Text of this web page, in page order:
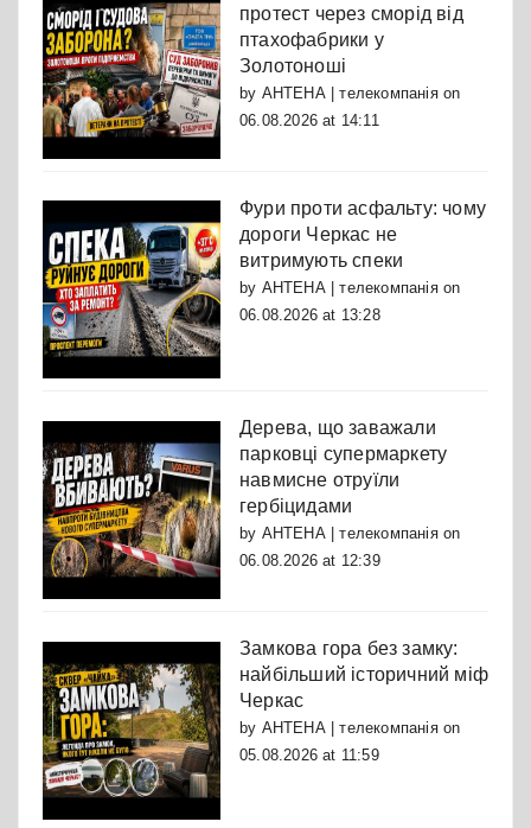
протест через сморід від
птахофабрики у
Золотоноші
by АНТЕНА | телекомпаніяon
06.08.2026 at 14:11
Фури проти асфальту: чому
дороги Черкас не
витримують спеки
by АНТЕНА | телекомпаніяon
06.08.2026 at 13:28
Дерева, що заважали
парковці супермаркету
навмисне отруїли
гербіцидами
by АНТЕНА | телекомпаніяon
06.08.2026 at 12:39
Замкова гора без замку:
найбільший історичний міф
Черкас
by АНТЕНА | телекомпаніяon
05.08.2026 at 11:59